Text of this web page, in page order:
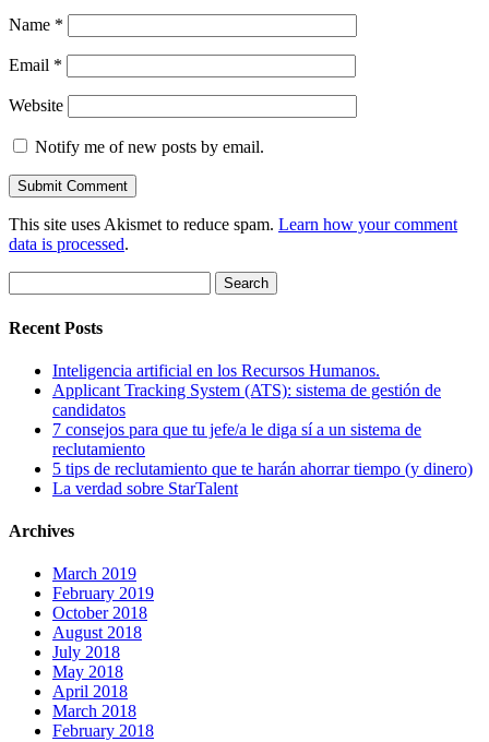
Name *
Email *
Website
Notify me of new posts by email.
This site uses Akismet to reduce spam. Learn how your comment
data is processed.
for:
Recent Posts
Inteligencia artificial en los Recursos Humanos.
Applicant Tracking System (ATS): sistema de gestión de
candidatos
7 consejos para que tu jefe/a le diga sí a un sistema de
reclutamiento
5 tips de reclutamiento que te harán ahorrar tiempo (y dinero)
La verdad sobre StarTalent
Archives
March 2019
February 2019
October 2018
August 2018
July 2018
May 2018
April 2018
March 2018
February 2018